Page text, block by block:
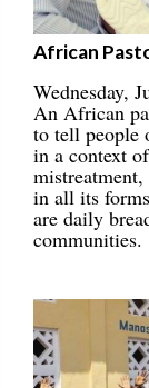
African
Wednesday,
An African
to tell people
in a context
in all its
are daily
communities.